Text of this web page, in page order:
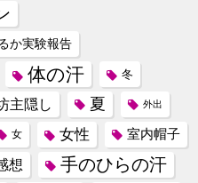
か実験報告
体の汗 冬
主隠し 夏 外出
女 女性 室内帽子
想
手のひらの汗